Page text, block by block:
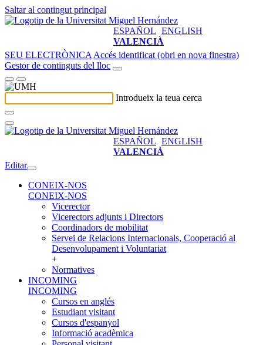
Saltar al contingut principal
ESPAÑOL ENGLISH
VALENCIÀ
SEU ELECTRÒNICA Accés identificat (obri en nova finestra)
Gestor de continguts del lloc
Introdueix la teua cerca
ESPAÑOL ENGLISH
VALENCIÀ
Editar
CONEIX-NOS
CONEIX-NOS
Vicerector
Vicerectors adjunts i Directors
Coordinadors de mobilitat
Servei de Relacions Internacionals, Cooperació al
Desenvolupament i Voluntariat
+
Normatives
INCOMING
INCOMING
Cursos en anglés
Estudiant visitant
Cursos d'espanyol
Informació acadèmica